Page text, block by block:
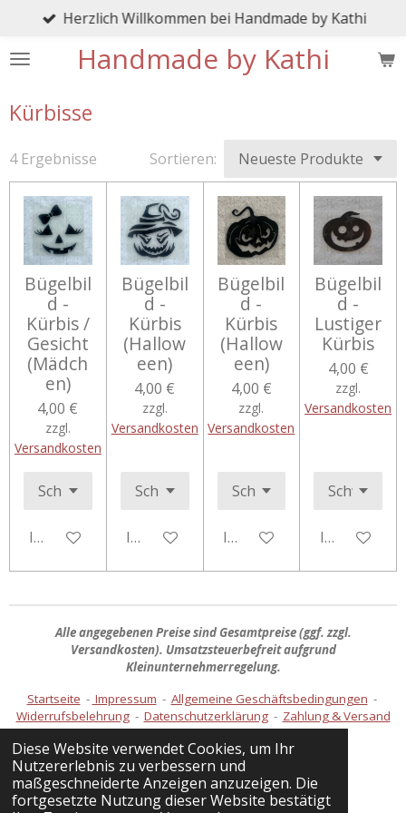
Diese Website verwendet Cookies, um Ihr
Nutzererlebnis zu verbessern und
maßgeschneiderte Anzeigen anzuzeigen. Die
fortgesetzte Nutzung dieser Website bestätigt
springen
Handmade by Kathi
Herzlich Willkommen bei Handmade by Kathi
Kürbisse
4 Ergebnisse Sortieren:
Bügelbil
d -
Kürbis /
Gesicht
(Mädch
en)
4,00 €
zzgl.
Versandkosten
In den Warenkorb
Bügelbil
d -
Kürbis
(Hallow
een)
4,00 €
zzgl.
Versandkosten
In den Warenkorb
Bügelbil
d -
Kürbis
(Hallow
een)
4,00 €
zzgl.
Versandkosten
In den Warenkorb
Bügelbil
d -
Lustiger
Kürbis
4,00 €
zzgl.
Versandkosten
In den
Alle angegebenen Preise sindGesamtpreise(ggf. zzgl.
Versandkosten). Umsatzsteuerbefreit aufgrund
Kleinunternehmerregelung.
Startseite - Impressum - Allgemeine Geschäftsbedingungen -
Widerrufsbelehrung- Datenschutzerklärung- Zahlung & Versand
Vertrag widerrufen
© 2026 Handmade by Kathi